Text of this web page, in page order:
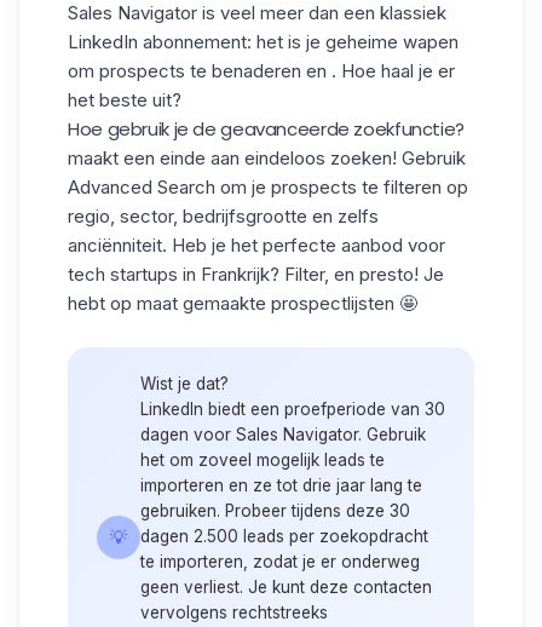
Sales Navigator is veel meer dan een klassiek
LinkedIn abonnement: het is je geheime wapen
om prospects te benaderen en . Hoe haal je er
het beste uit?
Hoe gebruik je de geavanceerde zoekfunctie?
maakt een einde aan eindeloos zoeken! Gebruik
Advanced Search om je prospects te filteren op
regio, sector, bedrijfsgrootte en zelfs
anciënniteit. Heb je het perfecte aanbod voor
tech startups in Frankrijk? Filter, en presto! Je
hebt op maat gemaakte prospectlijsten 🤩
💡
Wist je dat?
LinkedIn biedt een proefperiode van 30
dagen voor Sales Navigator. Gebruik
het om zoveel mogelijk leads te
importeren en ze tot drie jaar lang te
gebruiken. Probeer tijdens deze 30
dagen 2.500 leads per zoekopdracht
te importeren, zodat je er onderweg
geen verliest. Je kunt deze contacten
vervolgens rechtstreeks